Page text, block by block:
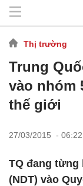
Thị trường
Trung
vào nhóm
thế giới
27/03/2015 - 06:22
TQ đang từng
(NDT) vào